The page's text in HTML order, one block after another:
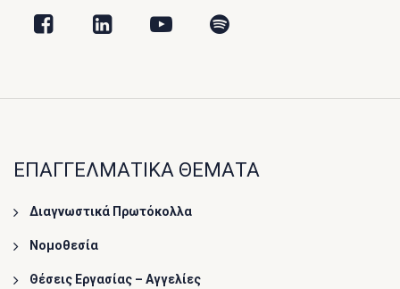
ΕΠΑΓΓΕΛΜΑΤΙΚΑ ΘΕΜΑΤΑ
Διαγνωστικά Πρωτόκολλα
Νομοθεσία
Θέσεις Εργασίας – Αγγελίες